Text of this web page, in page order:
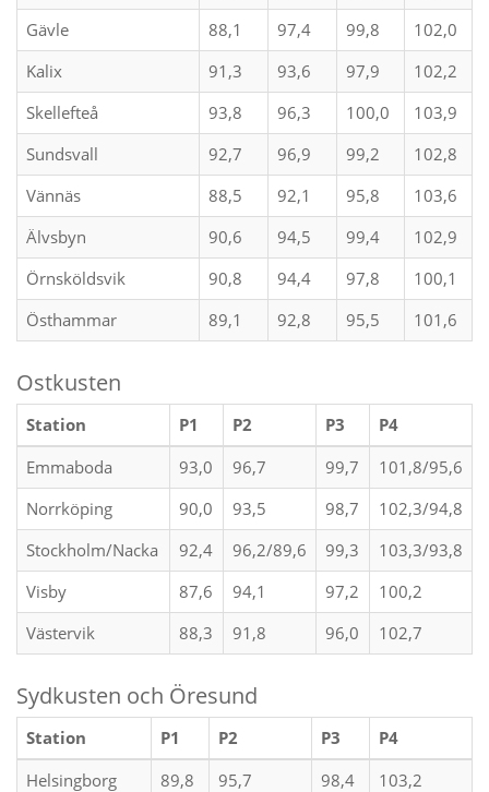
Gävle
88,1 97,4 99,8
102,0
Kalix
91,3 93,6 97,9
102,2
Skellefteå
93,8 96,3 100,0
103,9
Sundsvall
92,7 96,9 99,2
102,8
Vännäs
88,5 92,1 95,8
103,6
Älvsbyn
90,6 94,5 99,4
102,9
Örnsköldsvik
90,8 94,4 97,8
100,1
Östhammar
89,1 92,8 95,5 101,6
Ostkusten
Station P1 P2 P3
P4
Emmaboda
93,0 96,7 99,7
101,8/95,6
Norrköping
90,0 93,5 98,7
102,3/94,8
Stockholm/Nacka
92,4 96,2/89,6 99,3
103,3/93,8
Visby
87,6 94,1 97,2
100,2
Västervik
88,3 91,8 96,0 102,7
Sydkusten och Öresund
Station P1 P2 P3
P4
Helsingborg
89,8 95,7 98,4
103,2